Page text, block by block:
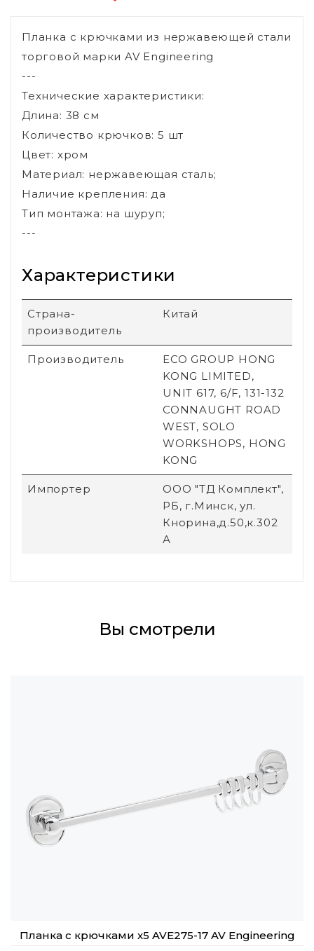
Планка с крючками из нержавеющей стали
торговой марки AV Engineering
---
Технические характеристики:
Длина: 38 см
Количество крючков: 5 шт
Цвет: хром
Материал: нержавеющая сталь;
Наличие крепления: да
Тип монтажа: на шуруп;
---
Характеристики
Страна-
производитель
Китай
Производитель
ECO GROUP HONG
KONG LIMITED,
UNIT 617, 6/F, 131-132
CONNAUGHT ROAD
WEST, SOLO
WORKSHOPS, HONG
KONG
Импортер
ООО "ТД Комплект",
РБ, г.Минск, ул.
Кнорина,д.50,к.302
А
Вы смотрели
Планка с крючками х5 AVE275-17 AV Engineering